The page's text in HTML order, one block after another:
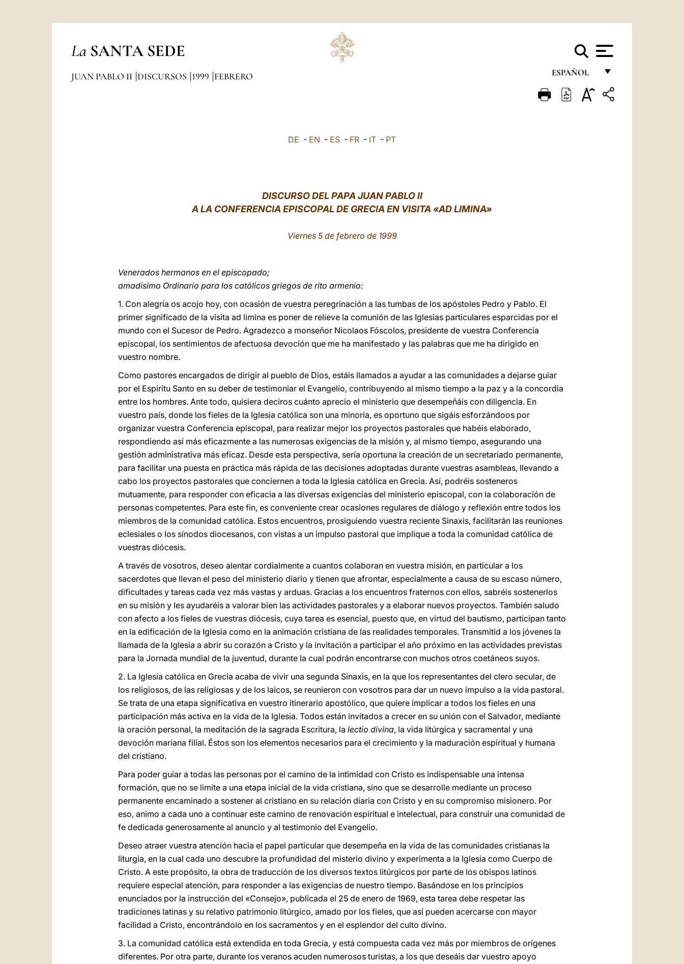
La SANTA SEDE
ESPAÑOL
FRANÇAIS
JUAN PABLO II DISCURSOS 1999 FEBRERO
DE - EN - ES - FR - IT - PT
DISCURSO DEL PAPA JUAN PABLO II
A LA CONFERENCIA EPISCOPAL DE GRECIA EN VISITA «AD LIMINA»
Viernes 5 de febrero de 1999
Venerados hermanos en el episcopado;
amadísimo Ordinario para los católicos griegos de rito armenio:
1. Con alegría os acojo hoy, con ocasión de vuestra peregrinación a las tumbas de los apóstoles Pedro y Pablo. El
primer significado de la visita ad limina es poner de relieve la comunión de las Iglesias particulares esparcidas por el
mundo con el Sucesor de Pedro. Agradezco a monseñor Nicolaos Fóscolos, presidente de vuestra Conferencia
episcopal, los sentimientos de afectuosa devoción que me ha manifestado y las palabras que me ha dirigido en
vuestro nombre.
Como pastores encargados de dirigir al pueblo de Dios, estáis llamados a ayudar a las comunidades a dejarse guiar
por el Espíritu Santo en su deber de testimoniar el Evangelio, contribuyendo al mismo tiempo a la paz y a la concordia
entre los hombres. Ante todo, quisiera deciros cuánto aprecio el ministerio que desempeñáis con diligencia. En
vuestro país, donde los fieles de la Iglesia católica son una minoría, es oportuno que sigáis esforzándoos por
organizar vuestra Conferencia episcopal, para realizar mejor los proyectos pastorales que habéis elaborado,
respondiendo así más eficazmente a las numerosas exigencias de la misión y, al mismo tiempo, asegurando una
gestión administrativa más eficaz. Desde esta perspectiva, sería oportuna la creación de un secretariado permanente,
para facilitar una puesta en práctica más rápida de las decisiones adoptadas durante vuestras asambleas, llevando a
cabo los proyectos pastorales que conciernen a toda la Iglesia católica en Grecia. Así, podréis sosteneros
mutuamente, para responder con eficacia a las diversas exigencias del ministerio episcopal, con la colaboración de
personas competentes. Para este fin, es conveniente crear ocasiones regulares de diálogo y reflexión entre todos los
miembros de la comunidad católica. Estos encuentros, prosiguiendo vuestra reciente Sinaxis, facilitarán las reuniones
eclesiales o los sínodos diocesanos, con vistas a un impulso pastoral que implique a toda la comunidad católica de
vuestras diócesis.
A través de vosotros, deseo alentar cordialmente a cuantos colaboran en vuestra misión, en particular a los
sacerdotes que llevan el peso del ministerio diario y tienen que afrontar, especialmente a causa de su escaso número,
dificultades y tareas cada vez más vastas y arduas. Gracias a los encuentros fraternos con ellos, sabréis sostenerlos
en su misión y les ayudaréis a valorar bien las actividades pastorales y a elaborar nuevos proyectos. También saludo
con afecto a los fieles de vuestras diócesis, cuya tarea es esencial, puesto que, en virtud del bautismo, participan tanto
en la edificación de la Iglesia como en la animación cristiana de las realidades temporales. Transmitid a los jóvenes la
llamada de la Iglesia a abrir su corazón a Cristo y la invitación a participar el año próximo en las actividades previstas
para la Jornada mundial de la juventud, durante la cual podrán encontrarse con muchos otros coetáneos suyos.
2. La Iglesia católica en Grecia acaba de vivir una segunda Sinaxis, en la que los representantes del clero secular, de
los religiosos, de las religiosas y de los laicos, se reunieron con vosotros para dar un nuevo impulso a la vida pastoral.
Se trata de una etapa significativa en vuestro itinerario apostólico, que quiere implicar a todos los fieles en una
participación más activa en la vida de la Iglesia. Todos están invitados a crecer en su unión con el Salvador, mediante
la oración personal, la meditación de la sagrada Escritura, la lectio divina, la vida litúrgica y sacramental y una
devoción mariana filial. Éstos son los elementos necesarios para el crecimiento y la maduración espiritual y humana
del cristiano.
Para poder guiar a todas las personas por el camino de la intimidad con Cristo es indispensable una intensa
formación, que no se limite a una etapa inicial de la vida cristiana, sino que se desarrolle mediante un proceso
permanente encaminado a sostener al cristiano en su relación diaria con Cristo y en su compromiso misionero. Por
eso, animo a cada uno a continuar este camino de renovación espiritual e intelectual, para construir una comunidad de
fe dedicada generosamente al anuncio y al testimonio del Evangelio.
Deseo atraer vuestra atención hacia el papel particular que desempeña en la vida de las comunidades cristianas la
liturgia, en la cual cada uno descubre la profundidad del misterio divino y experimenta a la Iglesia como Cuerpo de
Cristo. A este propósito, la obra de traducción de los diversos textos litúrgicos por parte de los obispos latinos
requiere especial atención, para responder a las exigencias de nuestro tiempo. Basándose en los principios
enunciados por la instrucción del «Consejo», publicada el 25 de enero de 1969, esta tarea debe respetar las
tradiciones latinas y su relativo patrimonio litúrgico, amado por los fieles, que así pueden acercarse con mayor
facilidad a Cristo, encontrándolo en los sacramentos y en el esplendor del culto divino.
3. La comunidad católica está extendida en toda Grecia, y está compuesta cada vez más por miembros de orígenes
diferentes. Por otra parte, durante los veranos acuden numerosos turistas, a los que deseáis dar vuestro apoyo